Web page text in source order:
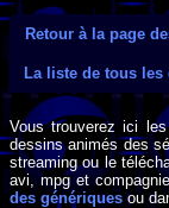
Retour à la page
La liste de tous les
Vous trouverez ici
dessins animés des
streaming ou le
avi, mpg et
des génériques ou